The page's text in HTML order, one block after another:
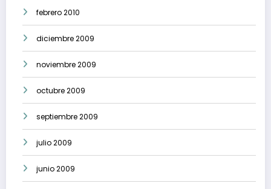
febrero 2010
diciembre 2009
noviembre 2009
octubre 2009
septiembre 2009
julio 2009
junio 2009